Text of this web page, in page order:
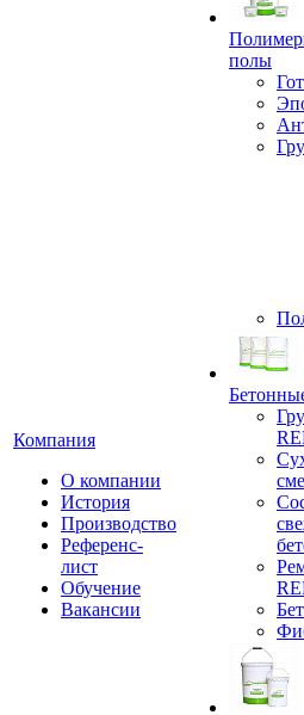
Компания
О компании
История
Производство
Референс-
лист
Обучение
Вакансии
полы